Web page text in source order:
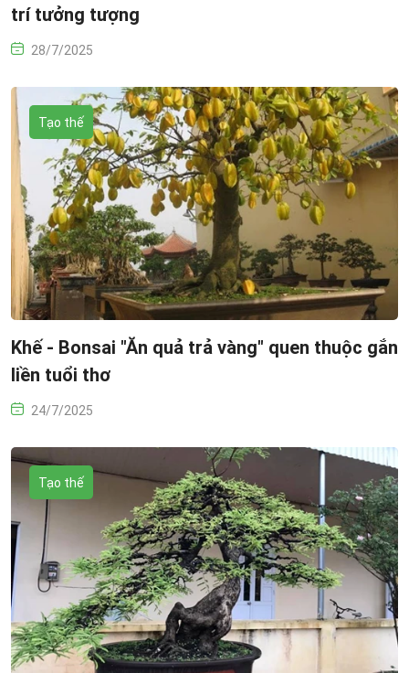
trí tưởng tượng
28/7/2025
Tạo thế
Khế - Bonsai "Ăn quả trả vàng" quen thuộc gắn
liền tuổi thơ
24/7/2025
Tạo thế